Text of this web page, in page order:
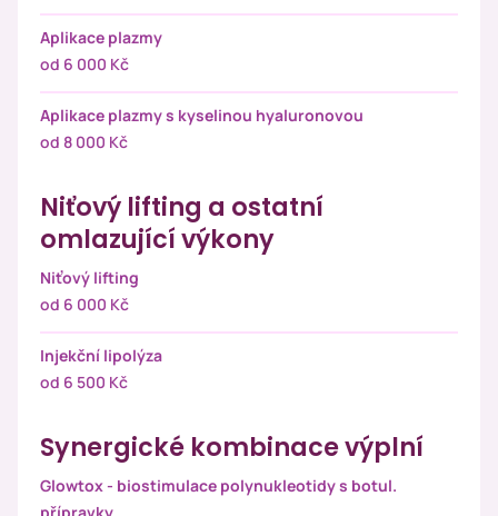
Aplikace plazmy
od 6 000 Kč
Aplikace plazmy s kyselinou hyaluronovou
od 8 000 Kč
Niťový lifting a ostatní
omlazující výkony
Niťový lifting
od 6 000 Kč
Injekční lipolýza
od 6 500 Kč
Synergické kombinace výplní
Glowtox - biostimulace polynukleotidy s botul.